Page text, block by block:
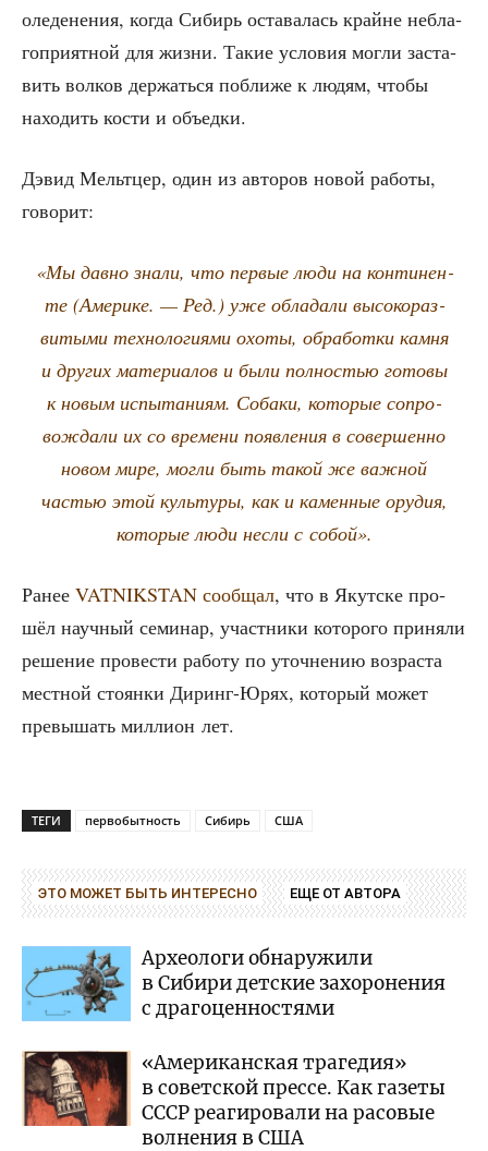
оле­де­не­ния, когда Сибирь оста­ва­лась крайне небла­
го­при­ят­ной для жиз­ни. Такие усло­вия мог­ли заста­
вить вол­ков дер­жать­ся побли­же к людям, что­бы
нахо­дить кости и объедки.
Дэвид Мельт­цер, один из авто­ров новой рабо­ты,
говорит:
«Мы дав­но зна­ли, что пер­вые люди на кон­ти­нен­
те (Аме­ри­ке. — Ред.) уже обла­да­ли высо­ко­раз­
ви­ты­ми тех­но­ло­ги­я­ми охо­ты, обра­бот­ки кам­ня
и дру­гих мате­ри­а­лов и были пол­но­стью гото­вы
к новым испы­та­ни­ям. Соба­ки, кото­рые сопро­
вож­да­ли их со вре­ме­ни появ­ле­ния в совер­шен­но
новом мире, мог­ли быть такой же важ­ной
частью этой куль­ту­ры, как и камен­ные ору­дия,
кото­рые люди нес­ли с собой».
Ранее VATNIKSTAN сооб­щал, что в Якут­ске про­
шёл науч­ный семи­нар, участ­ни­ки кото­ро­го при­ня­ли
реше­ние про­ве­сти рабо­ту по уточ­не­нию воз­рас­та
мест­ной сто­ян­ки Диринг-Юрях, кото­рый может
пре­вы­шать мил­ли­он лет.
ТЕГИ первобытность Сибирь США
ЭТО МОЖЕТ БЫТЬ ИНТЕРЕСНО ЕЩЕ ОТ АВТОРА
Археологи обнаружили
в Сибири детские захоронения
с драгоценностями
«Американская трагедия»
в советской прессе. Как газеты
СССР реагировали на расовые
волнения в США